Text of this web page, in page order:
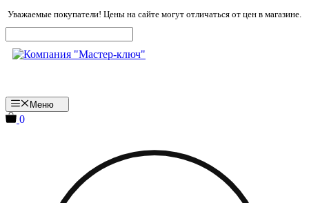
Перейти
к
содержимому
Уважаемые покупатели! Цены на сайте могут отличаться от цен в магазине.
Меню
0